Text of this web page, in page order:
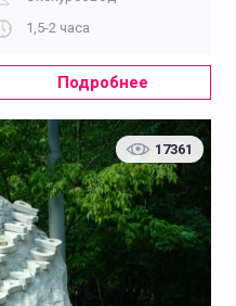
1,5-2 часа
Подробнее
17361